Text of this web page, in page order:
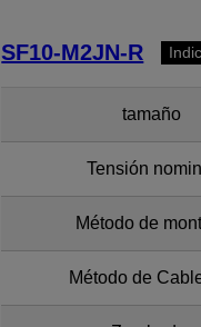
SF10-M2JN-R
tamaño
Tensión
Método de
Método de